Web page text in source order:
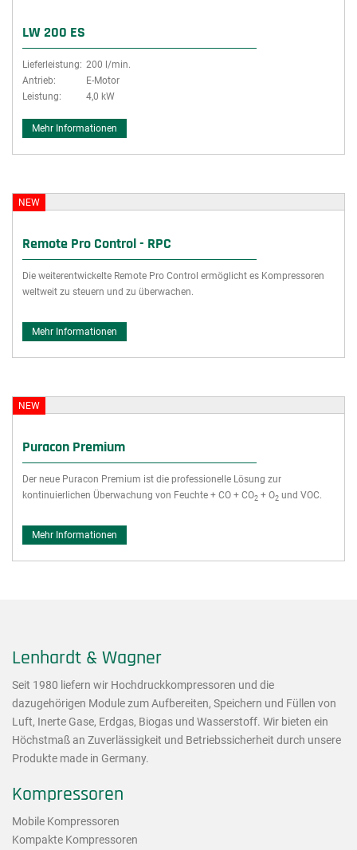
LW 200 ES
Lieferleistung: 200 l/min.
Antrieb:
E-Motor
Leistung:
4,0 kW
Mehr Informationen
NEW
Remote Pro Control - RPC
Die weiterentwickelte Remote Pro Control ermöglicht es Kompressoren
weltweit zu steuern und zu überwachen.
Mehr Informationen
NEW
Puracon Premium
Der neue Puracon Premium ist die professionelle Lösung zur
kontinuierlichen Überwachung von Feuchte + CO + CO2 + O2 und VOC.
Mehr Informationen
Lenhardt & Wagner
Seit 1980 liefern wir Hochdruckkompressoren und die
dazugehörigen Module zum Aufbereiten, Speichern und Füllen von
Luft, Inerte Gase, Erdgas, Biogas und Wasserstoff. Wir bieten ein
Höchstmaß an Zuverlässigkeit und Betriebssicherheit durch unsere
Produkte made in Germany.
Kompressoren
Mobile Kompressoren
Kompakte Kompressoren